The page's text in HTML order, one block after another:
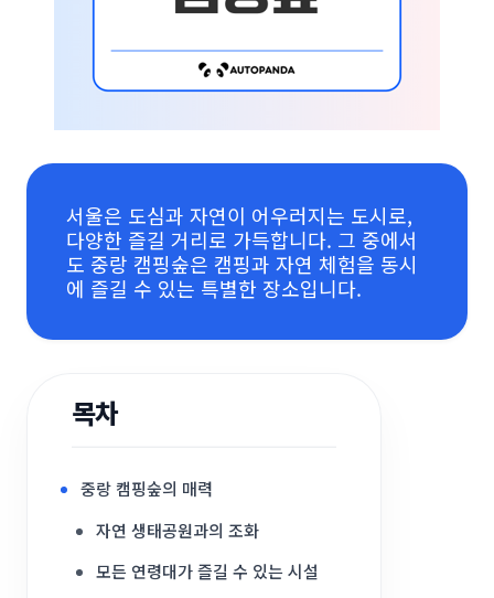
서울은 도심과 자연이 어우러지는 도시로,
다양한 즐길 거리로 가득합니다. 그 중에서
도 중랑 캠핑숲은 캠핑과 자연 체험을 동시
에 즐길 수 있는 특별한 장소입니다.
목차
중랑 캠핑숲의 매력
자연 생태공원과의 조화
모든 연령대가 즐길 수 있는 시설